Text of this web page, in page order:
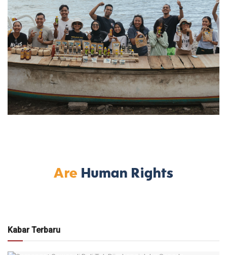
Kabar Terbaru